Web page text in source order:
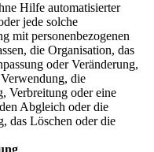
Hilfe automatisierter
jede solche
mit personenbezogenen
die Organisation, das
oder Veränderung,
die
Verbreitung oder eine
Abgleich oder die
das Löschen oder die